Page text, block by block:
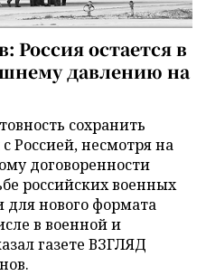
Россия остается в
давлению на
сохранить
Россией, несмотря на
договоренности
российских военных
для нового формата
в военной и
газете ВЗГЛЯД